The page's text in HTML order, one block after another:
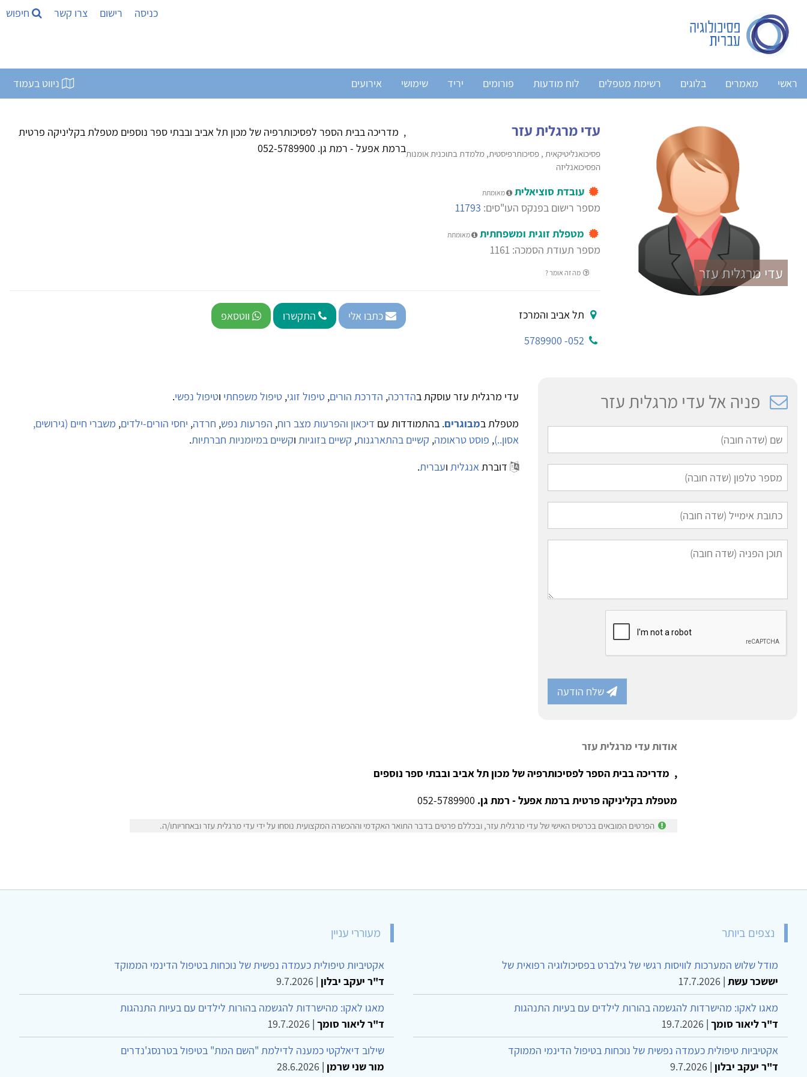
כניסה רישום צרו קשר חיפוש
ראשי מאמרים בלוגים רשימת מטפלים לוח מודעות פורומים יריד שימושי אירועים ניווט בעמוד
עדי מרגלית עזר
עדי מרגלית עזר
פסיכואנליטיקאית , פסיכותרפיסטית, מלמדת בתוכנית אומנות
הפסיכואנליזה
עובדת סוציאלית מאומתת
מספר רישום בפנקס העו"סים: 11793
מטפלת זוגית ומשפחתית
מאומתת
מספר תעודת הסמכה: 1161
מה זה אומר ?
, מדריכה בבית הספר לפסיכותרפיה של מכון תל אביב ובבתי ספר נוספים מטפלת בקליניקה פרטית
ברמת אפעל - רמת גן. 052-5789900
תל אביב והמרכז
052- 5789900
כתבו אלי התקשרו ווטסאפ
פניה אל עדי מרגלית עזר
שלח הודעה
עדי מרגלית עזר עוסקת בהדרכה, הדרכת הורים, טיפול זוגי, טיפול משפחתי וטיפול נפשי.
מטפלת במבוגרים. בהתמודדות עם דיכאון והפרעות מצב רוח, הפרעות נפש, חרדה, יחסי הורים-ילדים, משברי חיים (גירושים,
אסון..), פוסט טראומה, קשיים בהתארגנות, קשיים בזוגיות וקשיים במיומניות חברתיות.
דוברתאנגלית ועברית.
אודות עדי מרגלית עזר
, מדריכה בבית הספר לפסיכותרפיה של מכון תל אביב ובבתי ספר נוספים
מטפלת בקליניקה פרטית ברמת אפעל - רמת גן.
הפרטים המובאים בכרטיס האישי של עדי מרגלית עזר, ובכללם פרטים בדבר התואר האקדמי וההכשרה המקצועית נוסחו על ידי עדי מרגלית עזר ובאחריותו/ה.
נצפים ביותר
מודל שלוש המערכות לוויסות רגשי של גילברט בפסיכולוגיה רפואית של
יששכר עשת |
17.7.2026
מאגו לאקו: מהישרדות להגשמה בהורות לילדים עם בעיות התנהגות
ד"ר ליאור סומך |
19.7.2026
אקטיביות טיפולית כעמדה נפשית של נוכחות בטיפול הדינמי הממוקד
ד"ר יעקב יבלון |
9.7.2026
מעוררי עניין
אקטיביות טיפולית כעמדה נפשית של נוכחות בטיפול הדינמי הממוקד
ד"ר יעקב יבלון |
9.7.2026
מאגו לאקו: מהישרדות להגשמה בהורות לילדים עם בעיות התנהגות
ד"ר ליאור סומך |
19.7.2026
שילוב דיאלקטי כמענה לדילמת "השם המת" בטיפול בטרנסג'נדרים
מור שני שרמן |
28.6.2026